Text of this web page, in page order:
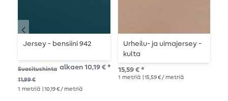
Jersey - bensiini 942
Suositushinta
11,99 €
alkaen 10,19 € *
1 metriä | 10,19 € / metriä
Urheilu- ja uimajersey -
kulta
15,59 € *
1 metriä | 15,59 € / metriä